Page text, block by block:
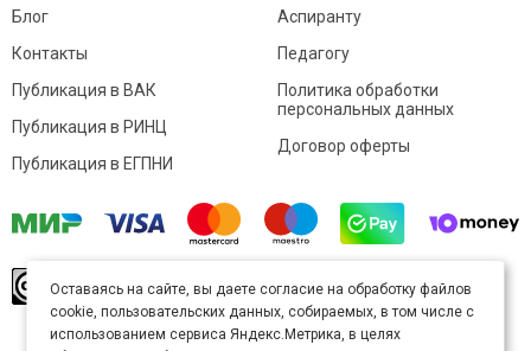
Блог
Контакты
Аспиранту
Педагогу
Публикация в ВАК
Публикация в РИНЦ
Публикация в ЕГПНИ
Политика обработки
персональных данных
Договор оферты
произведение доступно полицензии Creative
Commons «Attribution» («Атрибуция») 4.0
Непортированная.
Оставаясь на сайте, вы даете согласие на обработку файлов
cookie, пользовательских данных, собираемых, в том числе с
использованием сервиса Яндекс.Метрика, в целях